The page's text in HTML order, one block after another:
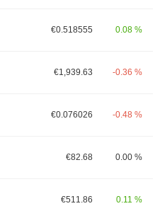
€0.518555 0.08 %
€1,939.63 -0.36 %
€0.076026 -0.48 %
€82.68 0.00 %
€511.86 0.11 %